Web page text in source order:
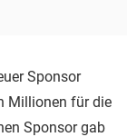
Sponsor
Millionen für die
Sponsor gab